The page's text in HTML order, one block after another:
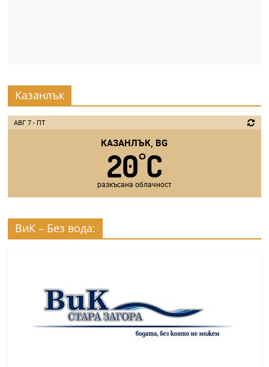
Казанлък
АВГ 7 - ПТ
КАЗАНЛЪК, BG
20°C
разкъсана облачност
ВиК – Без вода: